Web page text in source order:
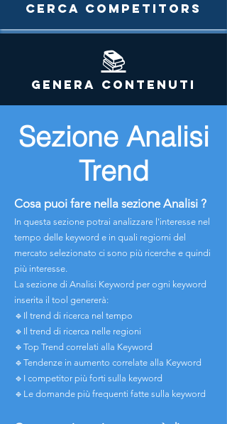
CERCA COMPETITORs
📚
Genera contenuti
Sezione Analisi
Trend
Cosa puoi fare nella sezione Analisi ?
In questa sezione potrai analizzare l'interesse nel
tempo delle keyword e in quali regiorni del
mercato selezionato ci sono più ricerche e quindi
più interesse.
La sezione di Analisi Keyword per ogni keyword
inserita il tool genererà:
🔹Il trend di ricerca nel tempo
🔹Il trend di ricerca nelle regioni
🔹Top Trend correlati alla Keyword
🔹Tendenze in aumento correlate alla Keyword
🔹I competitor più forti sulla keyword
🔹Le domande più frequenti fatte sulla keyword